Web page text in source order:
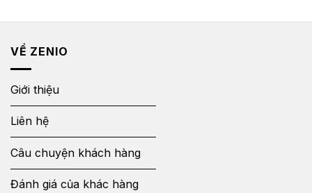
VỀ ZENIO
Giới thiệu
Liên hệ
Câu chuyện khách hàng
Đánh giá của khác hàng